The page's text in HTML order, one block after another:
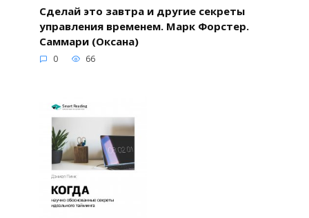
Сделай это завтра и другие секреты
управления временем. Марк Форстер.
Саммари (Оксана)
0 66